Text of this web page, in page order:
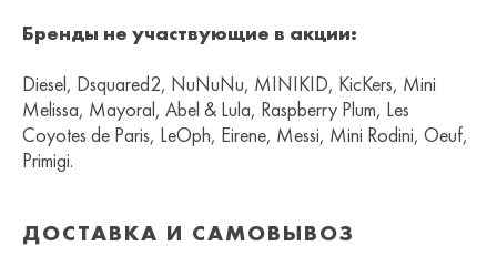
Бренды не участвующие в акции:
Diesel, Dsquared2, NuNuNu, MINIKID, KicKers, Mini
Melissa, Mayoral, Abel & Lula, Raspberry Plum, Les
Coyotes de Paris, LeOph, Eirene, Messi, Mini Rodini, Oeuf,
Primigi.
ДОСТАВКА И САМОВЫВОЗ